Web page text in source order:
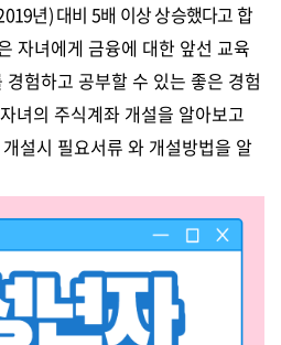
년) 대비 5배 이상 상승했다고 합
자녀에게 금융에 대한 앞선 교육
험하고 공부할 수 있는 좋은 경험
녀의 주식계좌 개설을 알아보고
설시 필요서류 와 개설방법을 알